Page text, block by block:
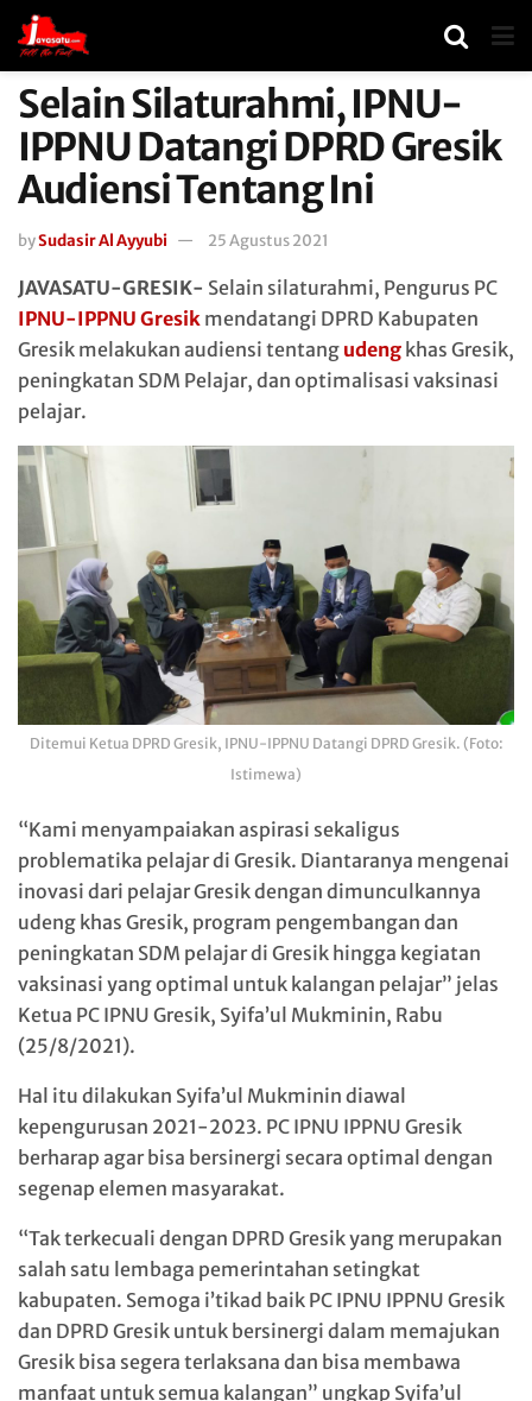
Selain Silaturahmi, IPNU-
IPPNU Datangi DPRD Gresik
Audiensi Tentang Ini
bySudasir Al Ayyubi 25 Agustus 2021
JAVASATU-GRESIK- Selain silaturahmi, Pengurus PC
IPNU-IPPNU Gresik mendatangi DPRD Kabupaten
Gresik melakukan audiensi tentang udeng khas Gresik,
peningkatan SDM Pelajar, dan optimalisasi vaksinasi
pelajar.
Ditemui Ketua DPRD Gresik, IPNU-IPPNU Datangi DPRD Gresik. (Foto:
Istimewa)
“Kami menyampaiakan aspirasi sekaligus
problematika pelajar di Gresik. Diantaranya mengenai
inovasi dari pelajar Gresik dengan dimunculkannya
udeng khas Gresik, program pengembangan dan
peningkatan SDM pelajar di Gresik hingga kegiatan
vaksinasi yang optimal untuk kalangan pelajar” jelas
Ketua PC IPNU Gresik, Syifa’ul Mukminin, Rabu
(25/8/2021).
Hal itu dilakukan Syifa’ul Mukminin diawal
kepengurusan 2021-2023. PC IPNU IPPNU Gresik
berharap agar bisa bersinergi secara optimal dengan
segenap elemen masyarakat.
“Tak terkecuali dengan DPRD Gresik yang merupakan
salah satu lembaga pemerintahan setingkat
kabupaten. Semoga i’tikad baik PC IPNU IPPNU Gresik
dan DPRD Gresik untuk bersinergi dalam memajukan
Gresik bisa segera terlaksana dan bisa membawa
manfaat untuk semua kalangan” ungkap Syifa’ul